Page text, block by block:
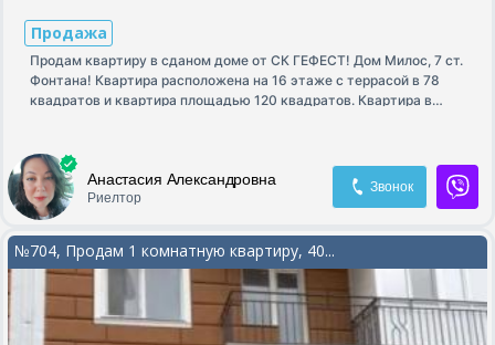
Продажа
Продам квартиру в сданом доме от СК ГЕФЕСТ! Дом Милос, 7 ст.
Фонтана! Квартира расположена на 16 этаже с террасой в 78
квадратов и квартира площадью 120 квадратов. Квартира в
Анастасия Александровна
Риелтор
Звонок
№704, Продам 1 комнатную квартиру, 40...